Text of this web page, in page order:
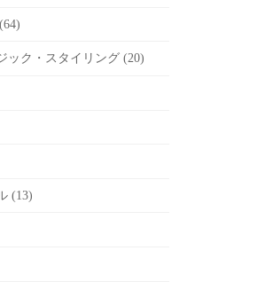
ック・スタイリング (20)
(13)